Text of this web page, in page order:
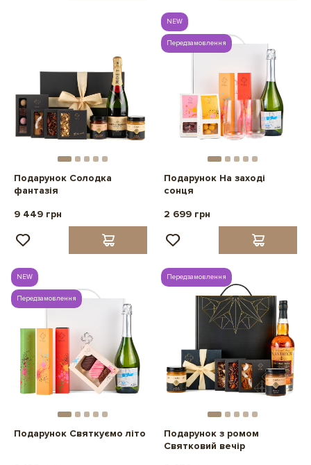
Подарунок Солодка
фантазія
9 449 грн
NEW
Передзамовлення
Подарунок На заході
сонця
2 699 грн
NEW
Передзамовлення
Подарунок Святкуємо літо
Передзамовлення
Подарунок з ромом
Святковий вечір